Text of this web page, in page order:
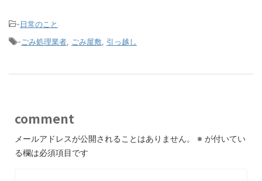
-日常のこと
- ごみ処理業者 ごみ屋敷 引っ越し
comment
メールアドレスが公開されることはありません。 ※ が付いてい
る欄は必須項目です